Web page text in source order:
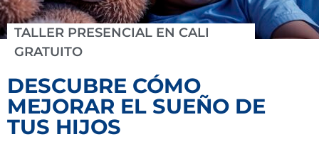
TALLER PRESENCIAL EN CALI
GRATUITO
DESCUBRE CÓMO
MEJORAR EL SUEÑO DE
TUS HIJOS